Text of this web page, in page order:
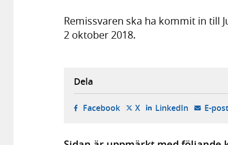
Remissvaren ska ha kommit in till
2 oktober 2018.
Dela
Facebook- öppnas i ny flik, extern
X- öppnas i ny flik,
LinkedIn- öppnas i
E-post